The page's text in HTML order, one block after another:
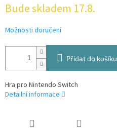
cena:
Bude skladem 17.8.
Možnosti doručení
Přidat do košíku
Hra pro Nintendo Switch
Detailní informace